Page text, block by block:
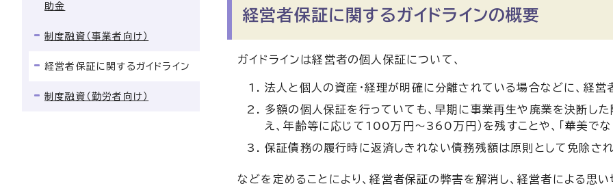
経営者保証に関するガイドラインの概要
ガイドラインは経営者の個人保証について、
法人と個人の資産・経理が明確に分離されている場合などに、経営
多額の個人保証を行っていても、早期に事業再生や廃業を決断し
え、年齢等に応じて100万円～360万円）を残すことや、「華美で
保証債務の履行時に返済しきれない債務残額は原則として免除され
などを定めることにより、経営者保証の弊害を解消し、経営者による思
助金
制度融資（事業者向け）
経営者保証に関するガイドライン
制度融資（勤労者向け）